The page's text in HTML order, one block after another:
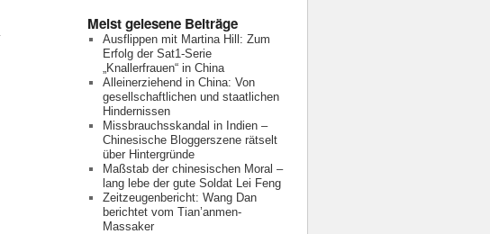
Meist gelesene Beiträge
Ausflippen mit Martina Hill: Zum
Erfolg der Sat1-Serie
„Knallerfrauen“ in China
Alleinerziehend in China: Von
gesellschaftlichen und staatlichen
Hindernissen
Missbrauchsskandal in Indien –
Chinesische Bloggerszene rätselt
über Hintergründe
Maßstab der chinesischen Moral –
lang lebe der gute Soldat Lei Feng
Zeitzeugenbericht: Wang Dan
berichtet vom Tian’anmen-
Massaker